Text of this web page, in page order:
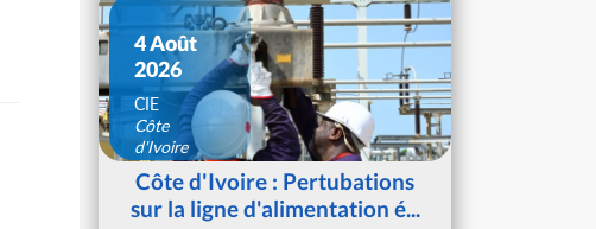
4 Août
2026
CIE
Côte
d'Ivoire
Côte d'Ivoire : Pertubations
sur la ligne d'alimentation é...